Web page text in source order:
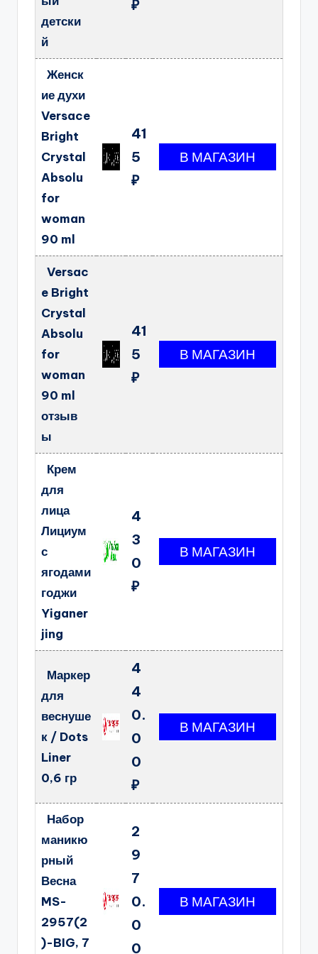
детски
й
₽
Женск
ие духи
Versace
Bright
Crystal
Absolu
for
woman
90 ml
41
5
₽
Versac
e Bright
Crystal
Absolu
for
woman
90 ml
отзыв
ы
41
5
₽
Крем
для
лица
Лициум
с
ягодами
годжи
Yiganer
jing
4
3
0
₽
Маркер
для
веснуше
к / Dots
Liner
0,6 гр
4
4
0.
0
0
₽
Набор
маникю
рный
Весна
MS-
2957(2
)-BIG, 7
2
9
7
0.
0
0